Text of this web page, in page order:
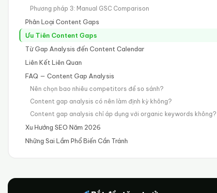
Phương pháp 3: Manual GSC Comparison
Phân Loại Content Gaps
Ưu Tiên Content Gaps
Từ Gap Analysis đến Content Calendar
Liên Kết Liên Quan
FAQ — Content Gap Analysis
Nên chọn bao nhiêu competitors để so sánh?
Content gap analysis có nên làm định kỳ không?
Content gap analysis chỉ áp dụng với organic keywords không?
Xu Hướng SEO Năm 2026
Những Sai Lầm Phổ Biến Cần Tránh